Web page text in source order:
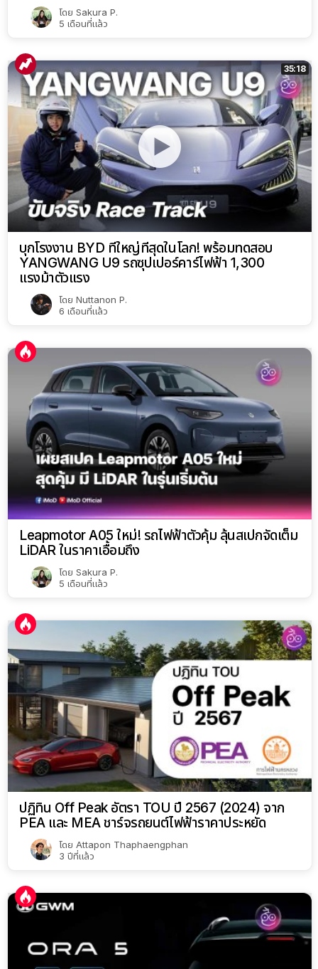
โดย Sakura P.
5 เดือนที่แล้ว
35:18
บุกโรงงาน BYD ที่ใหญ่ที่สุดในโลก! พร้อมทดสอบ
YANGWANG U9 รถซุปเปอร์คาร์ไฟฟ้า 1,300
แรงม้าตัวแรง
โดย Nuttanon P.
6 เดือนที่แล้ว
Leapmotor A05 ใหม่! รถไฟฟ้าตัวคุ้ม ลุ้นสเปกจัดเต็ม
LiDAR ในราคาเอื้อมถึง
โดย Sakura P.
5 เดือนที่แล้ว
ปฏิทิน Off Peak อัตรา TOU ปี 2567 (2024) จาก
PEA และ MEA ชาร์จรถยนต์ไฟฟ้าราคาประหยัด
โดย Attapon Thaphaengphan
3 ปีที่แล้ว